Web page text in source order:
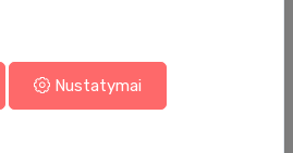
Nustatymai